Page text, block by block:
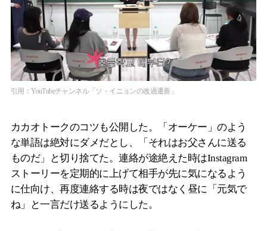
引用：YouTubeチャンネル「ソ・イニョンの改過遷善」
カカオトークのコツも公開した。「オーケー」のよう
な単語は絶対にダメだとし、「それはお父さんに送る
ものだ」と切り捨てた。連絡が途絶えた時はInstagram
ストーリーを定期的に上げて相手が先に気になるよう
に仕向け、再度連絡する時は夜ではなく昼に「元気で
ね」と一言だけ送るようにした。